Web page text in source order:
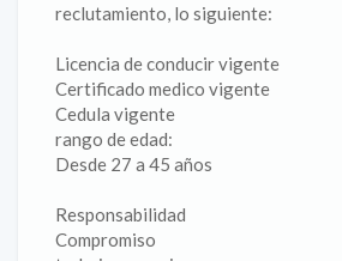
reclutamiento, lo siguiente:
Licencia de conducir vigente
Certificado medico vigente
Cedula vigente
rango de edad:
Desde 27 a 45 años
Responsabilidad
Compromiso